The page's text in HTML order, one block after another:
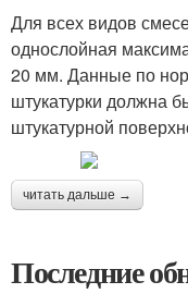
Для всех видов
однослойная
20 мм. Данные по
штукатурки должна
штукатурной
читать дальше →
Последние